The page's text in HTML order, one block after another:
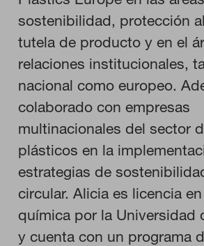
sostenibilidad, protección
tutela de producto y en el
relaciones institucionales,
nacional como europeo.
colaborado con empresas
multinacionales del sector
plásticos en la
estrategias de
circular. Alicia es licencia
química por la Universidad
y cuenta con un programa
HABILITAR TODO
Estas cookies son necesarias para que
no se pueden desactivar en nuestros
configurar su navegador para bloquear o
cookies, pero alguna áreas del sitio no
cookies no almacenan ninguna
personal.
Cookies de rendimiento
tráfico para poder evaluar el
menos visitadas, y cómo los visitantes